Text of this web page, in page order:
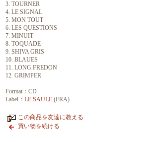
3. TOURNER
4. LE SIGNAL
5. MON TOUT
6. LES QUESTIONS
7. MINUIT
8. TOQUADE
9. SHIVA GRIS
10. BLAUES
11. LONG FREDON
12. GRIMPER
Format：CD
Label： LE SAULE (FRA)
この商品を友達に教える
買い物を続ける